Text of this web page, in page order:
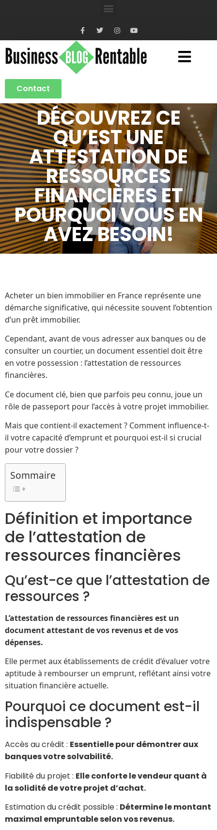
Contact
DÉCOUVREZ CE
QU’EST UNE
ATTESTATION DE
RESSOURCES
FINANCIÈRES ET
POURQUOI VOUS EN
AVEZ BESOIN!
Acheter un bien immobilier en France représente une
démarche significative, qui nécessite souvent l’obtention
d’un prêt immobilier.
Cependant, avant de vous adresser aux banques ou de
consulter un courtier, un document essentiel doit être
en votre possession : l’attestation de ressources
financières.
Ce document clé, bien que parfois peu connu, joue un
rôle de passeport pour l’accès à votre projet immobilier.
Mais que contient-il exactement ? Comment influence-t-
il votre capacité d’emprunt et pourquoi est-il si crucial
pour votre dossier ?
Sommaire
Définition et importance
de l’attestation de
ressources financières
Qu’est-ce que l’attestation de
ressources ?
L’attestation de ressources financières est un
document attestant de vos revenus et de vos
dépenses.
Elle permet aux établissements de crédit d’évaluer votre
aptitude à rembourser un emprunt, reflétant ainsi votre
situation financière actuelle.
Pourquoi ce document est-il
indispensable ?
Accès au crédit : Essentielle pour démontrer aux
banques votre solvabilité.
Fiabilité du projet : Elle conforte le vendeur quant à
la solidité de votre projet d’achat.
Estimation du crédit possible : Détermine le montant
maximal empruntable selon vos revenus.